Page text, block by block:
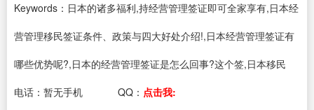
Keywords：日本的诸多福利,持经营管理签证即可全家享有,日本经
营管理移民签证条件、政策与四大好处介绍!,日本经营管理签证有
哪些优势呢?,日本的经营管理签证是怎么回事?这个签,日本移民
电话： 暂无手机 QQ： 点击我: